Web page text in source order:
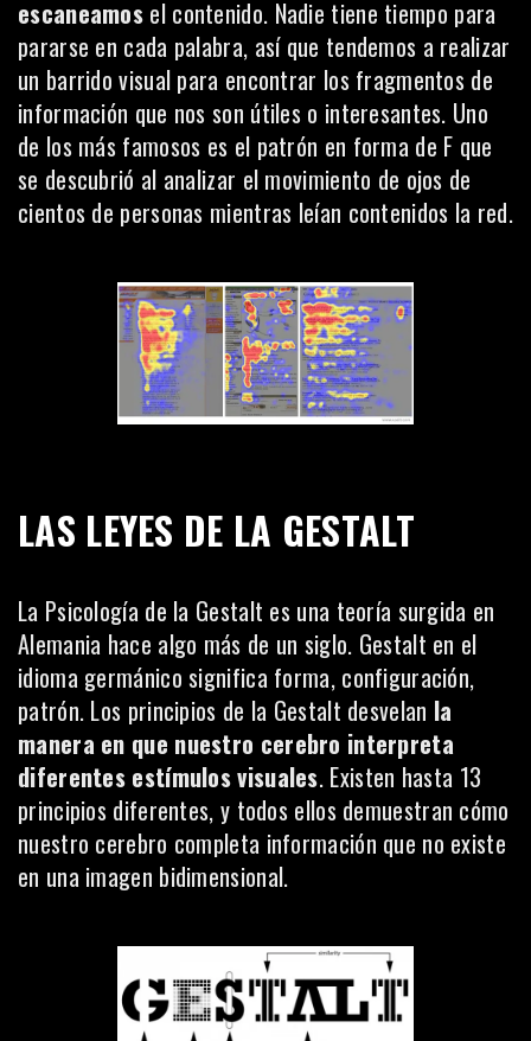
escaneamos el contenido. Nadie tiene tiempo para
pararse en cada palabra, así que tendemos a realizar
un barrido visual para encontrar los fragmentos de
información que nos son útiles o interesantes. Uno
de los más famosos es el patrón en forma de F que
se descubrió al analizar el movimiento de ojos de
cientos de personas mientras leían contenidos la red.
LAS LEYES DE LA GESTALT
La Psicología de la Gestalt es una teoría surgida en
Alemania hace algo más de un siglo. Gestalt en el
idioma germánico significa forma, configuración,
patrón. Los principios de la Gestalt desvelan la
manera en que nuestro cerebro interpreta
diferentes estímulos visuales. Existen hasta 13
principios diferentes, y todos ellos demuestran cómo
nuestro cerebro completa información que no existe
en una imagen bidimensional.